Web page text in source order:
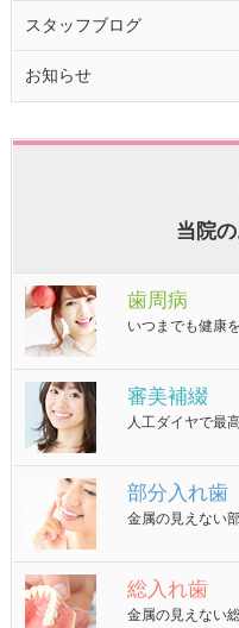
スタッフブログ
お知らせ
当院
歯周病
いつまでも健康
審美補綴
人工ダイヤで最
部分入れ歯
金属の見えない
総入れ歯
金属の見えない